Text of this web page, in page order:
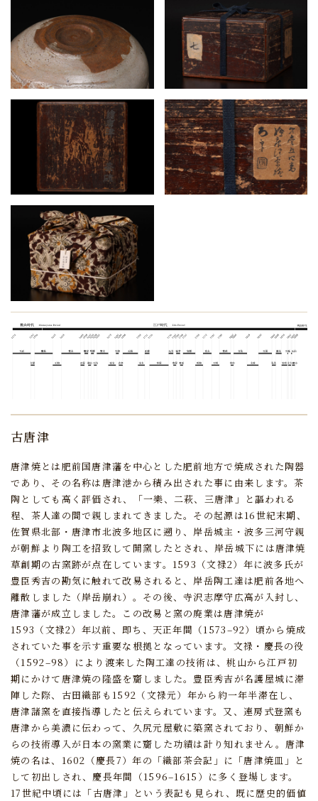
古唐津
唐津焼とは肥前国唐津藩を中心とした肥前地方で焼成された陶器
であり、 その名称は唐津港から積み出された事に由来します。茶
陶としても高く評価され、「一樂、二萩、三唐津」と謳われる
程、茶人達の間で親しまれてきました。 その起源は16世紀末期、
佐賀県北部・唐津市北波多地区に遡り、 岸岳城主・波多三河守親
が朝鮮より陶工を招致して開窯したとされ、 岸岳城下には唐津焼
草創期の古窯跡が点在しています。 1593（文禄2）年に波多氏が
豊臣秀吉の勘気に触れて改易されると、 岸岳陶工達は肥前各地へ
離散しました（岸岳崩れ）。 その後、寺沢志摩守広高が入封し、
唐津藩が成立しました。 この改易と窯の廃業は唐津焼が
1593（文禄2）年以前、 即ち、天正年間（1573–92）頃から焼成
されていた事を示す重要な根拠となっています。 文禄・慶長の役
（1592–98）により渡来した陶工達の技術は、桃山から江戸初
期にかけて唐津焼の隆盛を齎しました。 豊臣秀吉が名護屋城に滞
陣した際、古田織部も1592（文禄元）年から約一年半滞在し、
唐津諸窯を直接指導したと伝えられています。 又、連房式登窯も
唐津から美濃に伝わって、久尻元屋敷に築窯されており、 朝鮮か
らの技術導入が日本の窯業に齎した功績は計り知れません。 唐津
焼の名は、1602（慶長7）年の「織部茶会記」に「唐津焼皿」と
して初出しされ、 慶長年間（1596–1615）に多く登場します。
17世紀中頃には「古唐津」という表記も見られ、既に歴史的価値